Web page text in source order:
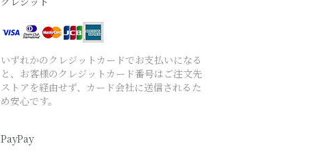
いずれかのクレジットカードでお支払いになる
と、お客様のクレジットカード番号はご注文先
ストアを経由せず、カード会社に送信されるた
め安心です。
PayPay